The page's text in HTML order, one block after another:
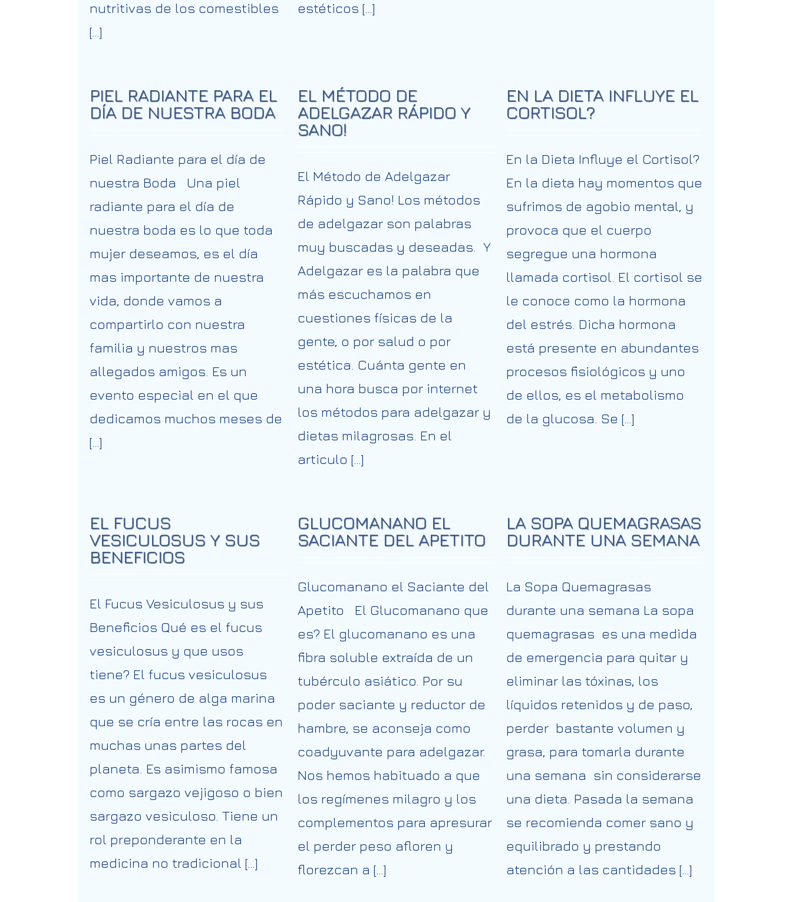
nutritivas de los comestibles
[…]
estéticos […]
PIEL RADIANTE PARA EL
DÍA DE NUESTRA BODA
Piel Radiante para el día de
nuestra Boda Una piel
radiante para el día de
nuestra boda es lo que toda
mujer deseamos, es el día
mas importante de nuestra
vida, donde vamos a
compartirlo con nuestra
familia y nuestros mas
allegados amigos. Es un
evento especial en el que
dedicamos muchos meses de
[…]
EL MÉTODO DE
ADELGAZAR RÁPIDO Y
SANO!
El Método de Adelgazar
Rápido y Sano! Los métodos
de adelgazar son palabras
muy buscadas y deseadas. Y
Adelgazar es la palabra que
más escuchamos en
cuestiones físicas de la
gente, o por salud o por
estética. Cuánta gente en
una hora busca por internet
los métodos para adelgazar y
dietas milagrosas. En el
articulo […]
EN LA DIETA INFLUYE EL
CORTISOL?
En la Dieta Influye el Cortisol?
En la dieta hay momentos que
sufrimos de agobio mental, y
provoca que el cuerpo
segregue una hormona
llamada cortisol. El cortisol se
le conoce como la hormona
del estrés. Dicha hormona
está presente en abundantes
procesos fisiológicos y uno
de ellos, es el metabolismo
de la glucosa. Se […]
EL FUCUS
VESICULOSUS Y SUS
BENEFICIOS
El Fucus Vesiculosus y sus
Beneficios Qué es el fucus
vesiculosus y que usos
tiene? El fucus vesiculosus
es un género de alga marina
que se cría entre las rocas en
muchas unas partes del
planeta. Es asimismo famosa
como sargazo vejigoso o bien
sargazo vesiculoso. Tiene un
rol preponderante en la
medicina no tradicional […]
GLUCOMANANO EL
SACIANTE DEL APETITO
Glucomanano el Saciante del
Apetito El Glucomanano que
es? El glucomanano es una
fibra soluble extraída de un
tubérculo asiático. Por su
poder saciante y reductor de
hambre, se aconseja como
coadyuvante para adelgazar.
Nos hemos habituado a que
los regímenes milagro y los
complementos para apresurar
el perder peso afloren y
florezcan a […]
LA SOPA QUEMAGRASAS
DURANTE UNA SEMANA
La Sopa Quemagrasas
durante una semana La sopa
quemagrasas es una medida
de emergencia para quitar y
eliminar las tóxinas, los
líquidos retenidos y de paso,
perder bastante volumen y
grasa, para tomarla durante
una semana sin considerarse
una dieta. Pasada la semana
se recomienda comer sano y
equilibrado y prestando
atención a las cantidades […]